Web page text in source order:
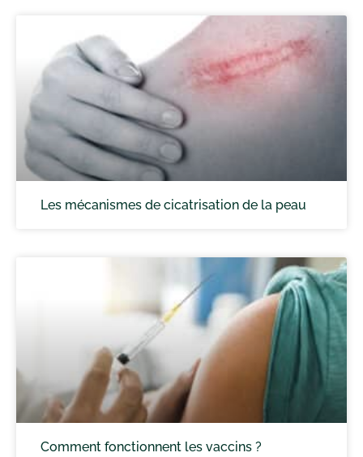
Les mécanismes de cicatrisation de la peau
Comment fonctionnent les vaccins ?